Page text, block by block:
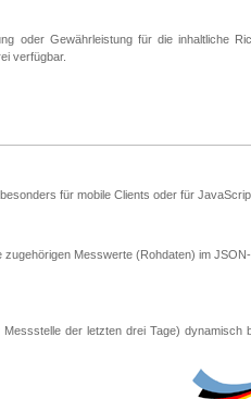
oder Gewährleistung für die inhaltliche
verfügbar.
für mobile Clients oder für
Messwerte (Rohdaten) im JSON-
der letzten drei Tage) dynamisch